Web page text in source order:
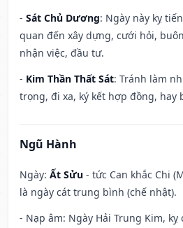
- Sát Chủ Dương: Ngày này kỵ
quan đến xây dựng, cưới hỏi,
nhận việc, đầu tư.
- Kim Thần Thất Sát: Tránh làm
trọng, đi xa, ký kết hợp đồng, hay
Ngũ Hành
Ngày: Ất Sửu - tức Can khắc Chi
là ngày cát trung bình (chế nhật).
- Nạp âm: Ngày Hải Trung Kim, kỵ